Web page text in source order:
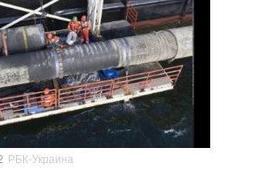
РБК-Украина